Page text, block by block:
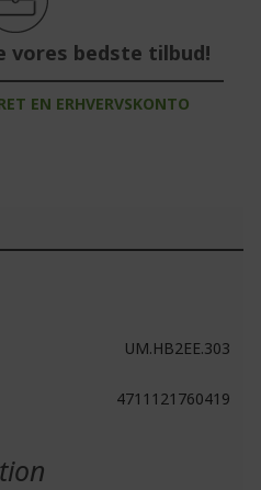
vores bedste tilbud!
EN ERHVERVSKONTO
UM.HB2EE.303
4711121760419